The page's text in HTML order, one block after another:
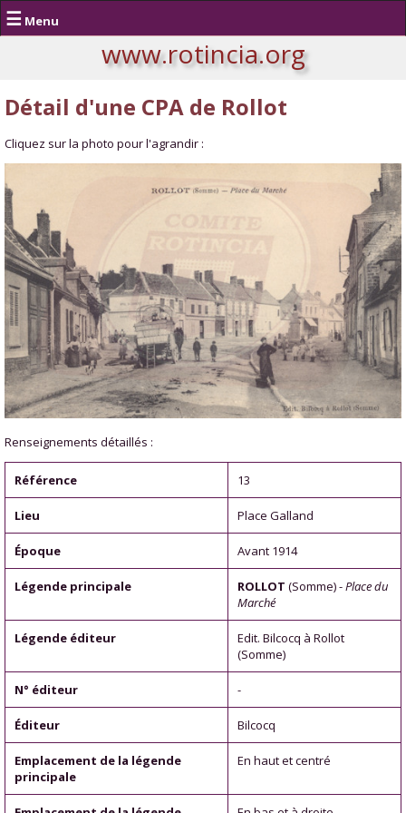
☰ Menu
www.rotincia.org
Détail d'une CPA de Rollot
Cliquez sur la photo pour l'agrandir :
Renseignements détaillés :
Référence 13
Lieu Place Galland
Époque Avant 1914
Légende principale ROLLOT (Somme) -Place du
Marché
Légende éditeur
Edit. Bilcocq à Rollot
(Somme)
N° éditeur -
Éditeur Bilcocq
Emplacement de la légende
principale
En haut et centré